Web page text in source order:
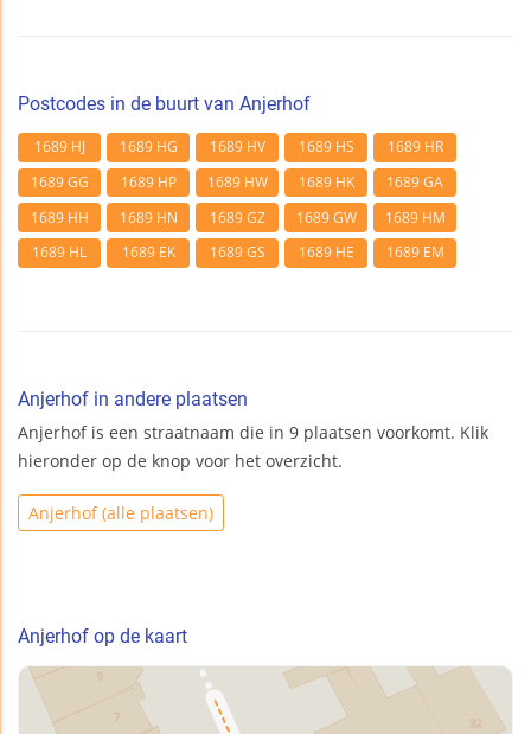
Postcodes in de buurt van Anjerhof
1689 HJ 1689 HG 1689 HV 1689 HS
1689 HR
1689 GG
1689 HP 1689 HW 1689 HK
1689 GA
1689 HH
1689 HN 1689 GZ 1689 GW
1689 HM
1689 HL
1689 EK 1689 GS 1689 HE 1689 EM
Anjerhof in andere plaatsen
Anjerhof is een straatnaam die in 9 plaatsen voorkomt. Klik
hieronder op de knop voor het overzicht.
Anjerhof (alle plaatsen)
Anjerhof op de kaart